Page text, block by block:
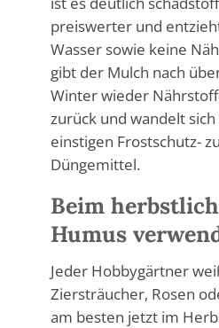
preiswerter und
Wasser sowie keine
gibt der Mulch nach
Winter wieder
zurück und wandelt
einstigen Frostschutz-
Düngemittel.
Beim
Humus
Jeder Hobbygärtner
Ziersträucher, Rosen
am besten jetzt im